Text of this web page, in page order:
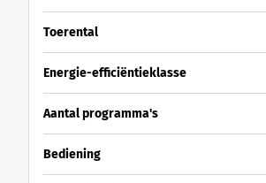
Toerental
Energie-efficiëntieklasse
Aantal programma's
Bediening